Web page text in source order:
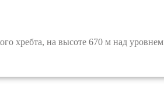
хребта, на высоте 670 м над уровнем